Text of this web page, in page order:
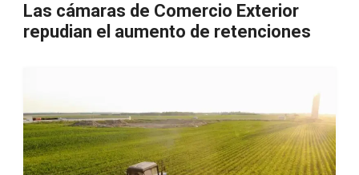
Las cámaras de Comercio Exterior
repudian el aumento de retenciones